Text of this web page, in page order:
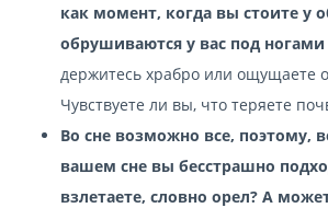
как момент, когда вы стоите у
обрушиваются у вас под ногами
держитесь храбро или ощущаете
Чувствуете ли вы, что теряете
Во сне возможно все, поэтому,
вашем сне вы бесстрашно
взлетаете, словно орел? А